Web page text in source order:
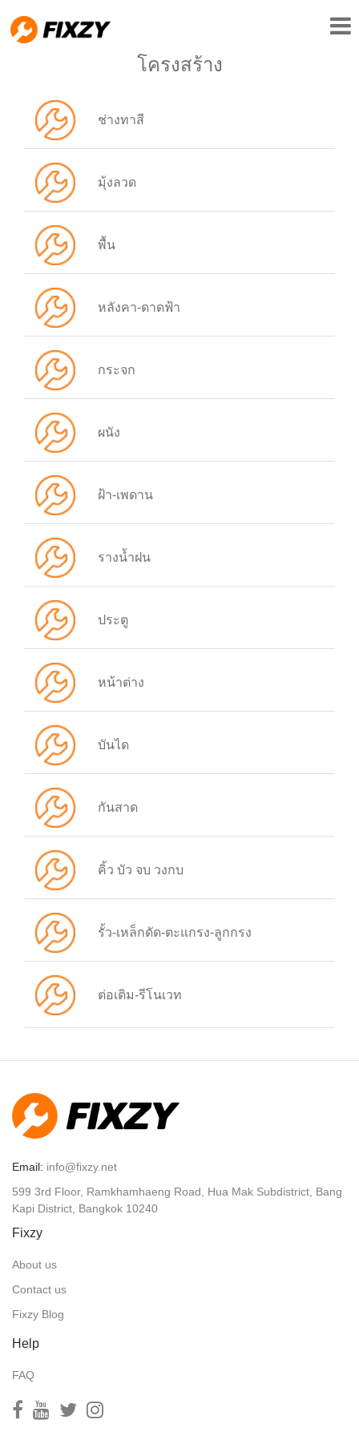
โครงสร้าง
ช่างทาสี
มุ้งลวด
พื้น
หลังคา-ดาดฟ้า
กระจก
ผนัง
ฝ้า-เพดาน
รางน้ำฝน
ประตู
หน้าต่าง
บันได
กันสาด
คิ้ว บัว จบ วงกบ
รั้ว-เหล็กดัด-ตะแกรง-ลูกกรง
ต่อเติม-รีโนเวท
Email: info@fixzy.net
599 3rd Floor, Ramkhamhaeng Road, Hua Mak Subdistrict, Bang
Kapi District, Bangkok 10240
Fixzy
About us
Contact us
Fixzy Blog
Help
FAQ